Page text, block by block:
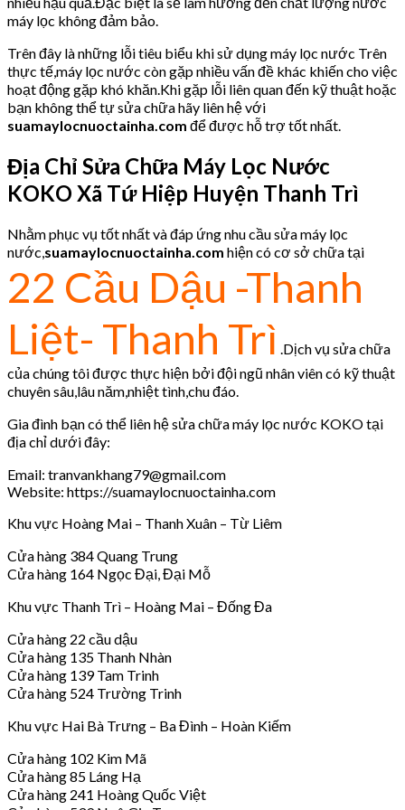
máy lọc không đảm bảo.
Trên đây là những lỗi tiêu biểu khi sử dụng máy lọc nước Trên
thực tế,máy lọc nước còn gặp nhiều vấn đề khác khiến cho việc
hoạt động gặp khó khăn.Khi gặp lỗi liên quan đến kỹ thuật hoặc
bạn không thể tự sửa chữa hãy liên hệ với
suamaylocnuoctainha.com để được hỗ trợ tốt nhất.
Địa Chỉ Sửa Chữa Máy Lọc Nước
KOKO Xã Tứ Hiệp Huyện Thanh Trì
Nhằm phục vụ tốt nhất và đáp ứng nhu cầu sửa máy lọc
nước, suamaylocnuoctainha.com hiện có cơ sở chữa tại
22 Cầu Dậu -Thanh
Liệt- Thanh Trì .Dịch vụ sửa chữa
của chúng tôi được thực hiện bởi đội ngũ nhân viên có kỹ thuật
chuyên sâu,lâu năm,nhiệt tình,chu đáo.
Gia đình bạn có thể liên hệ sửa chữa máy lọc nước KOKO tại
địa chỉ dưới đây:
Email: tranvankhang79@gmail.com
Website: https://suamaylocnuoctainha.com
Khu vực Hoàng Mai – Thanh Xuân – Từ Liêm
Cửa hàng 384 Quang Trung
Cửa hàng 164 Ngọc Đại, Đại Mỗ
Khu vực Thanh Trì – Hoàng Mai – Đống Đa
Cửa hàng 22 cầu dậu
Cửa hàng 135 Thanh Nhàn
Cửa hàng 139 Tam Trinh
Cửa hàng 524 Trường Trinh
Khu vực Hai Bà Trưng – Ba Đình – Hoàn Kiếm
Cửa hàng 102 Kim Mã
Cửa hàng 85 Láng Hạ
Cửa hàng 241 Hoàng Quốc Việt